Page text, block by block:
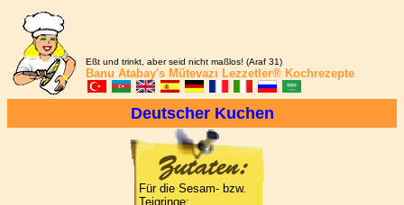
Eßt und trinkt, aber seid nicht maßlos! (Araf 31)
Banu Atabay's Mütevazı Lezzetler® Kochrezepte
Deutscher Kuchen
Für die Sesam- bzw.
Teigringe: